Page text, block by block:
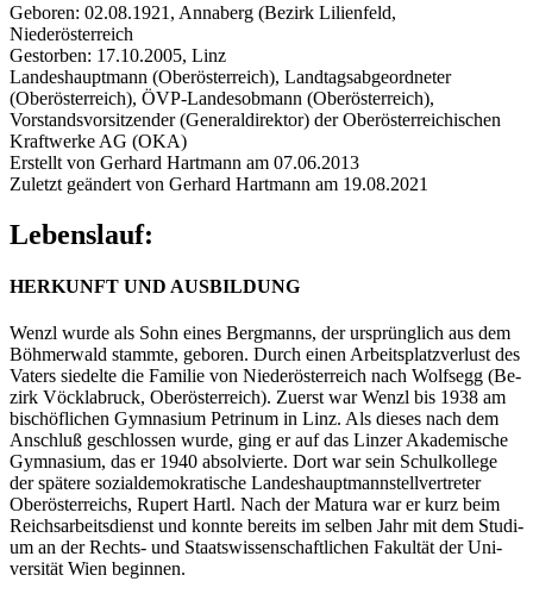
Geboren: 02.08.1921, Annaberg (Bezirk Lilienfeld,
Niederösterreich
Gestorben: 17.10.2005, Linz
Landeshauptmann (Oberösterreich), Landtagsabgeordneter
(Oberösterreich), ÖVP-Landesobmann (Oberösterreich),
Vorstandsvorsitzender (Generaldirektor) der Oberösterreichischen
Kraftwerke AG (OKA)
Erstellt von Gerhard Hartmann am 07.06.2013
Zuletzt geändert von Gerhard Hartmann am 19.08.2021
Lebenslauf:
HERKUNFT UND AUSBILDUNG
Wenzl wurde als Sohn eines Berg­manns, der ur­sprüng­lich aus dem
Böh­mer­wald stamm­te, ge­bo­ren. Durch einen Ar­beits­platz­ver­lust des
Va­ters sie­del­te die Fa­mi­lie von Nie­der­ös­ter­reich nach Wolf­s­egg (Be­
zirk Vöck­la­bruck, Ober­ös­ter­reich). Zu­erst war Wenzl bis 1938 am
bi­schöf­li­chen Gym­na­si­um Pe­trinum in Linz. Als die­ses nach dem
An­schluß ge­schlos­sen wurde, ging er auf das Lin­zer Aka­de­mi­sche
Gym­na­si­um, das er 1940 ab­sol­vier­te. Dort war sein Schul­kol­le­ge
der spä­te­re so­zi­al­de­mo­kra­ti­sche Lan­des­haupt­mann­stell­ver­tre­ter
Ober­ös­ter­reichs, Ru­pert Hartl. Nach der Ma­tu­ra war er kurz beim
Reichs­ar­beits­dienst und konn­te be­reits im sel­ben Jahr mit dem Stu­di­
um an der Rechts- und Staats­wis­sen­schaft­li­chen Fa­kul­tät der Uni­
ver­si­tät Wien be­gin­nen.